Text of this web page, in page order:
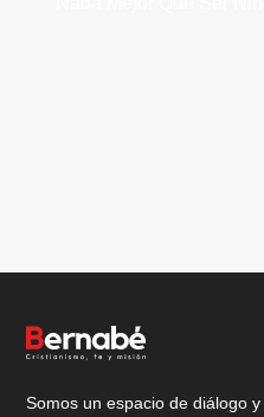
Somos un espacio de diálogo y